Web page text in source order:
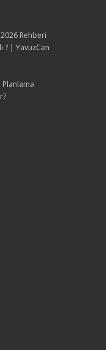
Rehberi
? | YavuzCan
Planlama